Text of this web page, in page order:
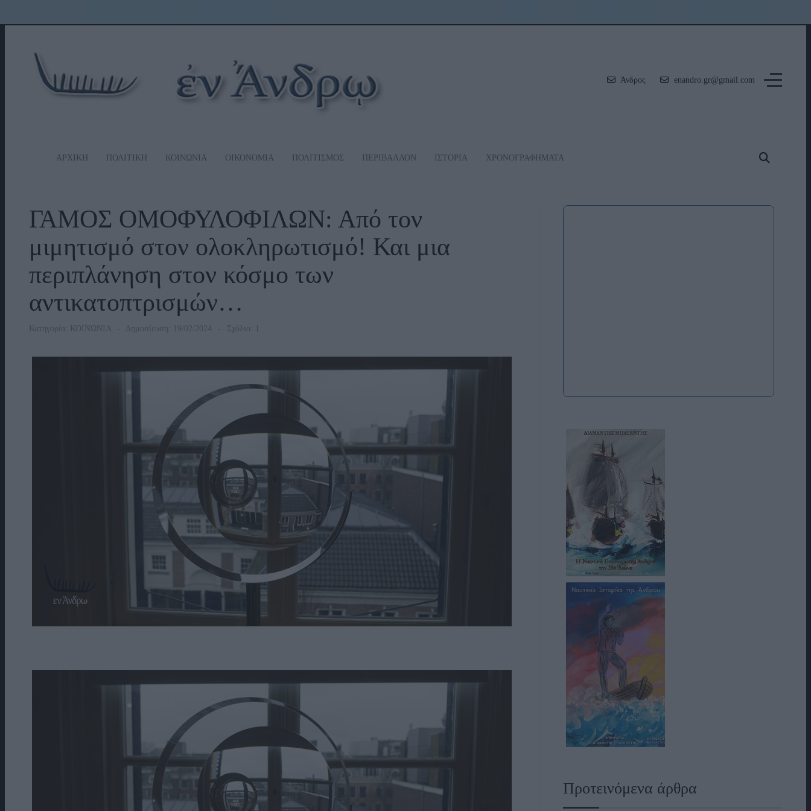
Άνδρος enandro.gr@gmail.com
ΑΡΧΙΚΗ ΠΟΛΙΤΙΚΗ ΚΟΙΝΩΝΙΑ ΟΙΚΟΝΟΜΙΑ ΠΟΛΙΤΙΣΜΟΣ ΠΕΡΙΒΑΛΛΟΝ ΙΣΤΟΡΙΑ ΧΡΟΝΟΓΡΑΦΗΜΑΤΑ
ΓΑΜΟΣ ΟΜΟΦΥΛΟΦΙΛΩΝ: Από τον
μιμητισμό στον ολοκληρωτισμό! Και μια
περιπλάνηση στον κόσμο των
αντικατοπτρισμών…
Κατηγορία: ΚΟΙΝΩΝΙΑ Δημοσίευση: 19/02/2024 Σχόλιο: 1
Προτεινόμενα άρθρα